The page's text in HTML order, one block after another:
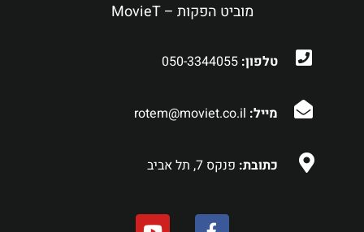
מוביט הפקות – MovieT
טלפון: 050-3344055
מייל: rotem@moviet.co.il
כתובת: פנקס 7, תל אביב